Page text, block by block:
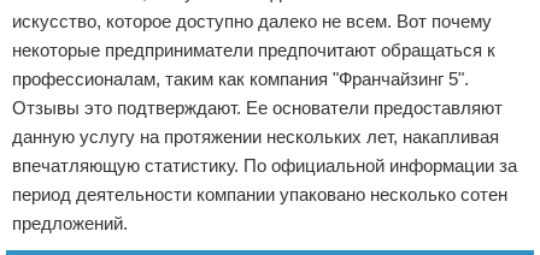
искусство, которое доступно далеко не всем. Вот почему
некоторые предприниматели предпочитают обращаться к
профессионалам, таким как компания "Франчайзинг 5".
Отзывы это подтверждают. Ее основатели предоставляют
данную услугу на протяжении нескольких лет, накапливая
впечатляющую статистику. По официальной информации за
период деятельности компании упаковано несколько сотен
предложений.